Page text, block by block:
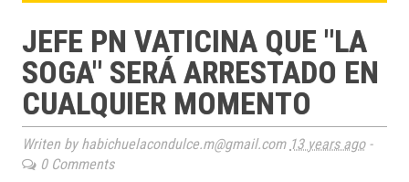
JEFE PN VATICINA QUE "LA
SOGA" SERÁ ARRESTADO EN
CUALQUIER MOMENTO
Writen by habichuelacondulce.m@gmail.com 13 years ago-
0 Comments